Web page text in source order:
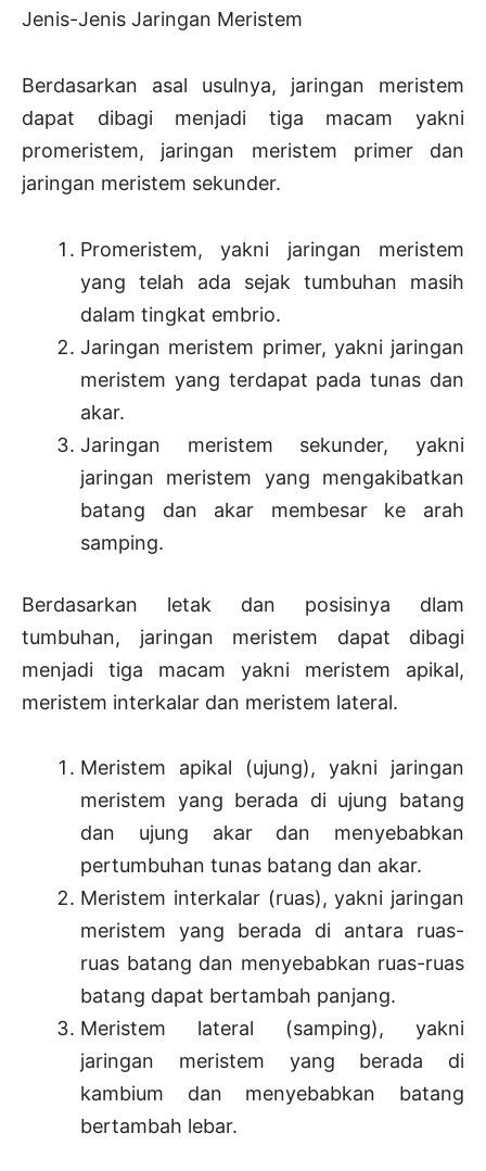
Jenis-Jenis Jaringan Meristem
Berdasarkan asal usulnya, jaringan meristem
dapat dibagi menjadi tiga macam yakni
promeristem, jaringan meristem primer dan
jaringan meristem sekunder.
Promeristem, yakni jaringan meristem
yang telah ada sejak tumbuhan masih
dalam tingkat embrio.
Jaringan meristem primer, yakni jaringan
meristem yang terdapat pada tunas dan
akar.
Jaringan meristem sekunder, yakni
jaringan meristem yang mengakibatkan
batang dan akar membesar ke arah
samping.
Berdasarkan letak dan posisinya dlam
tumbuhan, jaringan meristem dapat dibagi
menjadi tiga macam yakni meristem apikal,
meristem interkalar dan meristem lateral.
Meristem apikal (ujung), yakni jaringan
meristem yang berada di ujung batang
dan ujung akar dan menyebabkan
pertumbuhan tunas batang dan akar.
Meristem interkalar (ruas), yakni jaringan
meristem yang berada di antara ruas-
ruas batang dan menyebabkan ruas-ruas
batang dapat bertambah panjang.
Meristem lateral (samping), yakni
jaringan meristem yang berada di
kambium dan menyebabkan batang
bertambah lebar.